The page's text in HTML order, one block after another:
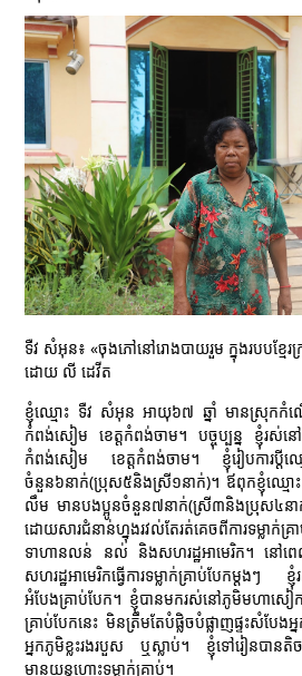
ទឺវ សំអុន៖ «ចុងភៅនៅរោងបាយរួម ក្នុងរបបខ្មែរ
ដោយ លី ដេវីត
ខ្ញុំឈ្មោះ ទឺវ សំអុន អាយុ៦៧ ឆ្នាំ មានស្រុកកំ
កំពង់សៀម ខេត្តកំពង់ចាម។ បច្ចុប្បន្ន ខ្ញុំរស់
កំពង់សៀម ខេត្តកំពង់ចាម។ ខ្ញុំរៀបកា
ចំនួន៦នាក់(ប្រុស៥និងស្រី១នាក់)។ ឪពុកខ្ញុំឈ្ម
លឹម មានបងប្អូនចំនួន៧នាក់(ស្រី៣និងប្រុស៤នាក់
ដោយសារជំនាន់ហ្នុងរវល់តែរត់គេចពីការទម្លាក់គ្
ទាហានលន់ នល់ និងសហរដ្ឋអាមេរិក។ នៅ
សហរដ្ឋអាមេរិកធ្វើការទម្លាក់គ្រាប់បែកម្ដងៗ
អំបែងគ្រាប់បែក។ ខ្ញុំបានមករស់នៅភូមិមហាសៀក
គ្រាប់បែកនេះ មិនត្រឹមតែបំផ្លិចបំផ្លាញផ្ទះសំបែងអ្
អ្នកភូមិខ្លះរងរបួស ឬស្លាប់។ ខ្ញុំទៅរៀនបាន
មានយន្ដហោះទម្លាក់គ្រាប់។